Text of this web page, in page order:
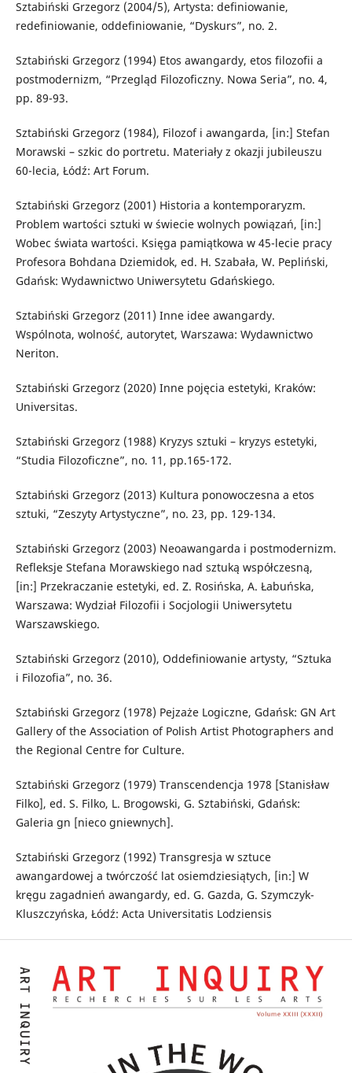
Sztabiński Grzegorz (2004/5), Artysta: definiowanie,
redefiniowanie, oddefiniowanie, “Dyskurs”, no. 2.
Sztabiński Grzegorz (1994) Etos awangardy, etos filozofii a
postmodernizm, “Przegląd Filozoficzny. Nowa Seria”, no. 4,
pp. 89-93.
Sztabiński Grzegorz (1984), Filozof i awangarda, [in:] Stefan
Morawski – szkic do portretu. Materiały z okazji jubileuszu
60-lecia, Łódź: Art Forum.
Sztabiński Grzegorz (2001) Historia a kontemporaryzm.
Problem wartości sztuki w świecie wolnych powiązań, [in:]
Wobec świata wartości. Księga pamiątkowa w 45-lecie pracy
Profesora Bohdana Dziemidok, ed. H. Szabała, W. Pepliński,
Gdańsk: Wydawnictwo Uniwersytetu Gdańskiego.
Sztabiński Grzegorz (2011) Inne idee awangardy.
Wspólnota, wolność, autorytet, Warszawa: Wydawnictwo
Neriton.
Sztabiński Grzegorz (2020) Inne pojęcia estetyki, Kraków:
Universitas.
Sztabiński Grzegorz (1988) Kryzys sztuki – kryzys estetyki,
“Studia Filozoficzne”, no. 11, pp.165-172.
Sztabiński Grzegorz (2013) Kultura ponowoczesna a etos
sztuki, “Zeszyty Artystyczne”, no. 23, pp. 129-134.
Sztabiński Grzegorz (2003) Neoawangarda i postmodernizm.
Refleksje Stefana Morawskiego nad sztuką współczesną,
[in:] Przekraczanie estetyki, ed. Z. Rosińska, A. Łabuńska,
Warszawa: Wydział Filozofii i Socjologii Uniwersytetu
Warszawskiego.
Sztabiński Grzegorz (2010), Oddefiniowanie artysty, “Sztuka
i Filozofia”, no. 36.
Sztabiński Grzegorz (1978) Pejzaże Logiczne, Gdańsk: GN Art
Gallery of the Association of Polish Artist Photographers and
the Regional Centre for Culture.
Sztabiński Grzegorz (1979) Transcendencja 1978 [Stanisław
Filko], ed. S. Filko, L. Brogowski, G. Sztabiński, Gdańsk:
Galeria gn [nieco gniewnych].
Sztabiński Grzegorz (1992) Transgresja w sztuce
awangardowej a twórczość lat osiemdziesiątych, [in:] W
kręgu zagadnień awangardy, ed. G. Gazda, G. Szymczyk-
Kluszczyńska, Łódź: Acta Universitatis Lodziensis